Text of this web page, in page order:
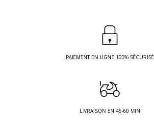
PAIEMENT EN LIGNE 100% SÉCURISÉ
LIVRAISON EN 45-60 MIN